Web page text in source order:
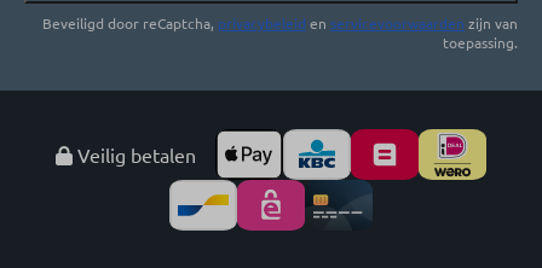
Beveiligd door reCaptcha, privacybeleid en servicevoorwaarden zijn van
toepassing.
Veilig betalen